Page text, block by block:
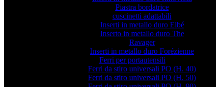
Piastra bordatrice
cuscinetti adattabili
Inserti in metallo duro Elbé
Inserto in metallo duro The
Ravager
Inserti in metallo duro Forézienne
Ferri per portautensili
Ferri da stiro universali PO (H. 40)
Ferri da stiro universali PO (H. 50)